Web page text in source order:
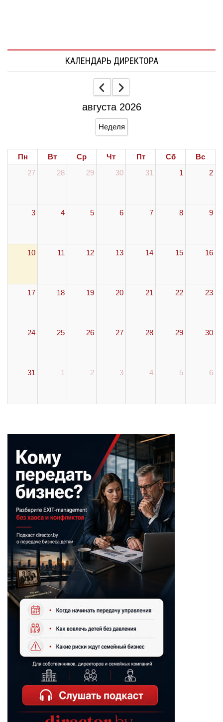
КАЛЕНДАРЬ ДИРЕКТОРА
августа 2026
Неделя
Пн Вт Ср Чт Пт Сб
Вс
27
28 29 30 31 1 2
3 4 5 6 7 8 9
10 11 12 13 14 15 16
17 18 19 20 21 22 23
24 25 26 27 28 29 30
31 1 2 3 4 5 6